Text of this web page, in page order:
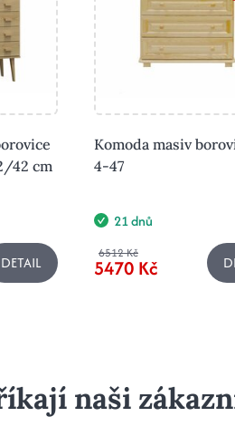
42 cm
DETAIL
Komoda masiv
4-47
21 dnů
6512 Kč
5470 Kč
naši